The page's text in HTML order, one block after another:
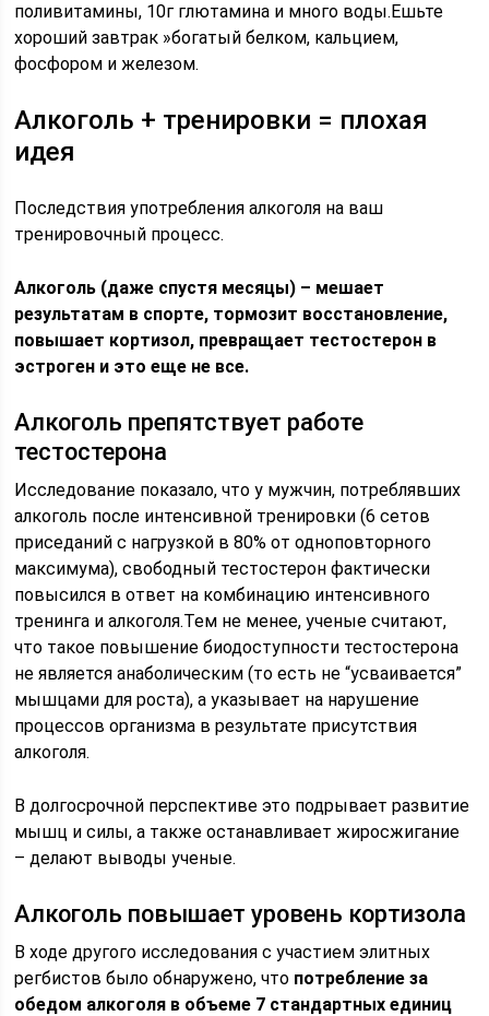
поливитамины, 10г глютамина и много воды.Ешьте
хороший завтрак »богатый белком, кальцием,
фосфором и железом.
Алкоголь + тренировки = плохая
идея
Последствия употребления алкоголя на ваш
тренировочный процесс.
Алкоголь (даже спустя месяцы) – мешает
результатам в спорте, тормозит восстановление,
повышает кортизол, превращает тестостерон в
эстроген и это еще не все.
Алкоголь препятствует работе
тестостерона
Исследование показало, что у мужчин, потреблявших
алкоголь после интенсивной тренировки (6 сетов
приседаний с нагрузкой в 80% от одноповторного
максимума), свободный тестостерон фактически
повысился в ответ на комбинацию интенсивного
тренинга и алкоголя.Тем не менее, ученые считают,
что такое повышение биодоступности тестостерона
не является анаболическим (то есть не “усваивается”
мышцами для роста), а указывает на нарушение
процессов организма в результате присутствия
алкоголя.
В долгосрочной перспективе это подрывает развитие
мышц и силы, а также останавливает жиросжигание
– делают выводы ученые.
Алкоголь повышает уровень кортизола
В ходе другого исследования с участием элитных
регбистов было обнаружено, что потребление за
обедом алкоголя в объеме 7 стандартных единиц